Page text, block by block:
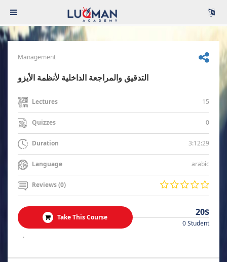
Management
التدقيق والمراجعة الداخلية لأنظمة الأيزو
Lectures 15
Quizzes 0
Duration 3:12:29
Language arabic
Reviews (0)
Take This Course 20$
0 Student
.